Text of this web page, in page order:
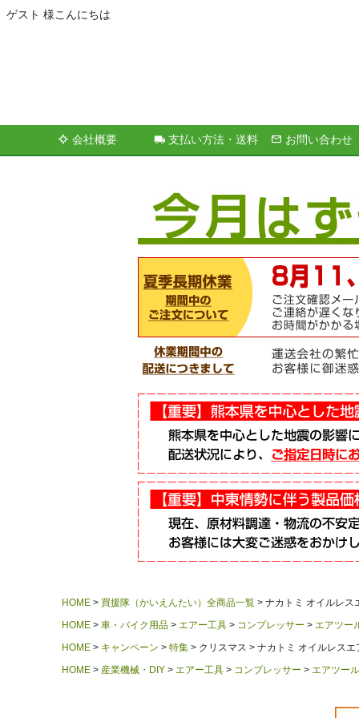
ゲスト 様こんにちは
会社概要 支払い方法・送料 お問い合わせ
HOME 買援隊（かいえんたい）全商品一覧
ナカトミ オイルレス
HOME
車・バイク用品 エアー工具 コンプレッサー
エアツー
HOME
キャンペーン 特集 クリスマス
ナカトミ オイルレス
HOME
産業機械・DIY エアー工具 コンプレッサー エアツー